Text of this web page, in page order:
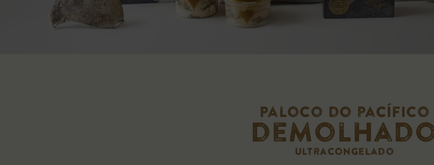
Paloco do pacífico
ultracongelado